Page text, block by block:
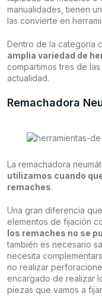
manualidades, tienen
las convierte en
Dentro de la categoría
amplia variedad de
compartimos tres de
actualidad.
Remachadora
La remachadora
utilizamos cuando
remaches.
Una gran diferencia
elementos de fijación
los remaches no se
también es necesario
necesita
no realizar
encargado de realizar
piezas que vamos a